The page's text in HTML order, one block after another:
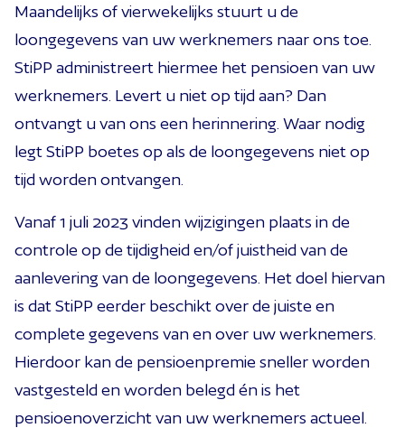
Maandelijks of vierwekelijks stuurt u de
loongegevens van uw werknemers naar ons toe.
StiPP administreert hiermee het pensioen van uw
werknemers. Levert u niet op tijd aan? Dan
ontvangt u van ons een herinnering. Waar nodig
legt StiPP boetes op als de loongegevens niet op
tijd worden ontvangen.
Vanaf 1 juli 2023 vinden wijzigingen plaats in de
controle op de tijdigheid en/of juistheid van de
aanlevering van de loongegevens. Het doel hiervan
is dat StiPP eerder beschikt over de juiste en
complete gegevens van en over uw werknemers.
Hierdoor kan de pensioenpremie sneller worden
vastgesteld en worden belegd én is het
pensioenoverzicht van uw werknemers actueel.